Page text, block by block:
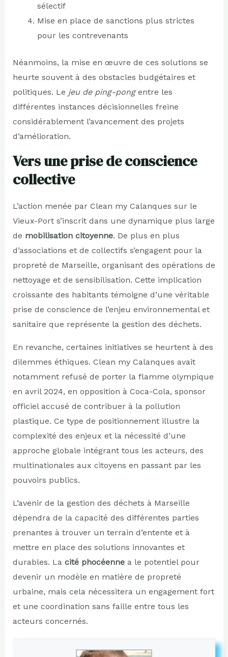
sélectif
Mise en place de sanctions plus strictes
pour les contrevenants
Néanmoins, la mise en œuvre de ces solutions se
heurte souvent à des obstacles budgétaires et
politiques. Le jeu de ping-pongentre les
différentes instances décisionnelles freine
considérablement l’avancement des projets
d’amélioration.
Vers une prise de conscience
collective
L’action menée par Clean my Calanques sur le
Vieux-Port s’inscrit dans une dynamique plus large
de mobilisation citoyenne. De plus en plus
d’associations et de collectifs s’engagent pour la
propreté de Marseille, organisant des opérations de
nettoyage et de sensibilisation. Cette implication
croissante des habitants témoigne d’une véritable
prise de conscience de l’enjeu environnemental et
sanitaire que représente la gestion des déchets.
En revanche, certaines initiatives se heurtent à des
dilemmes éthiques. Clean my Calanques avait
notamment refusé de porter la flamme olympique
en avril 2024, en opposition à Coca-Cola, sponsor
officiel accusé de contribuer à la pollution
plastique. Ce type de positionnement illustre la
complexité des enjeux et la nécessité d’une
approche globale intégrant tous les acteurs, des
multinationales aux citoyens en passant par les
pouvoirs publics.
L’avenir de la gestion des déchets à Marseille
dépendra de la capacité des différentes parties
prenantes à trouver un terrain d’entente et à
mettre en place des solutions innovantes et
durables. La cité phocéennea le potentiel pour
devenir un modèle en matière de propreté
urbaine, mais cela nécessitera un engagement fort
et une coordination sans faille entre tous les
acteurs concernés.